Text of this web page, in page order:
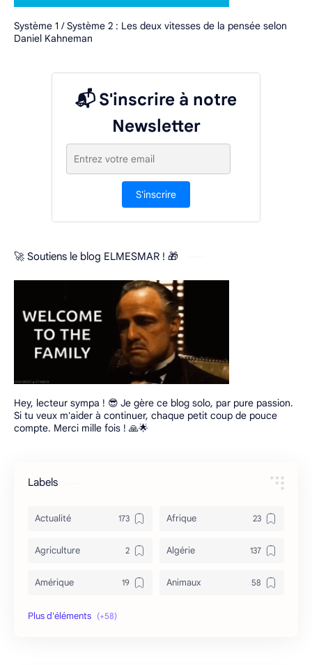
Système 1 / Système 2 : Les deux vitesses de la pensée selon
Daniel Kahneman
📬 S'inscrire à notre
Newsletter
S'inscrire
🚀 Soutiens le blog ELMESMAR ! 🎁
Hey, lecteur sympa ! 😎 Je gère ce blog solo, par pure passion.
Si tu veux m'aider à continuer, chaque petit coup de pouce
compte. Merci mille fois ! 🙏🌟
Labels
Actualité Afrique
Agriculture Algérie
Amérique Animaux
Archéologie